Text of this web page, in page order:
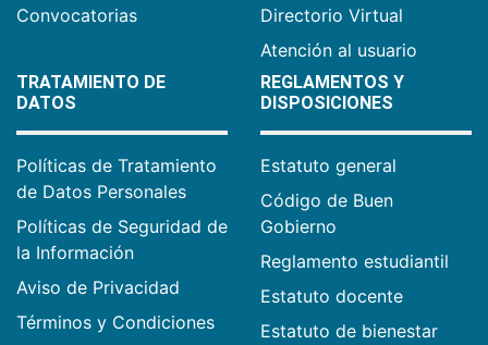
Convocatorias
Directorio Virtual
Atención al usuario
TRATAMIENTO DE
DATOS
Políticas de Tratamiento
de Datos Personales
Políticas de Seguridad de
la Información
Aviso de Privacidad
Términos y Condiciones
REGLAMENTOS Y
DISPOSICIONES
Estatuto general
Código de Buen
Gobierno
Reglamento estudiantil
Estatuto docente
Estatuto de bienestar